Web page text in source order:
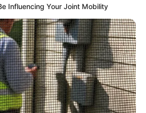
ศี มีเกณฑ์เดินทางไกลแล้วได้โชค
Influencing Your Joint Mobility